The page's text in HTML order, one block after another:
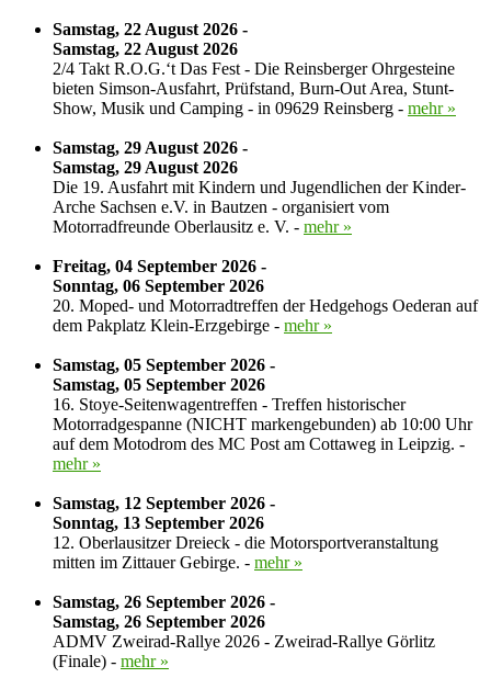
Samstag, 22 August 2026 -
Samstag, 22 August 2026
2/4 Takt R.O.G.‘t Das Fest - Die Reinsberger Ohrgesteine
bieten Simson-Ausfahrt, Prüfstand, Burn-Out Area, Stunt-
Show, Musik und Camping - in 09629 Reinsberg - mehr »
Samstag, 29 August 2026 -
Samstag, 29 August 2026
Die 19. Ausfahrt mit Kindern und Jugendlichen der Kinder-
Arche Sachsen e.V. in Bautzen - organisiert vom
Motorradfreunde Oberlausitz e. V. - mehr »
Freitag, 04 September 2026 -
Sonntag, 06 September 2026
20. Moped- und Motorradtreffen der Hedgehogs Oederan auf
dem Pakplatz Klein-Erzgebirge - mehr »
Samstag, 05 September 2026 -
Samstag, 05 September 2026
16. Stoye-Seitenwagentreffen - Treffen historischer
Motorradgespanne (NICHT markengebunden) ab 10:00 Uhr
auf dem Motodrom des MC Post am Cottaweg in Leipzig. -
mehr »
Samstag, 12 September 2026 -
Sonntag, 13 September 2026
12. Oberlausitzer Dreieck - die Motorsportveranstaltung
mitten im Zittauer Gebirge. - mehr »
Samstag, 26 September 2026 -
Samstag, 26 September 2026
ADMV Zweirad-Rallye 2026 - Zweirad-Rallye Görlitz
(Finale) - mehr »